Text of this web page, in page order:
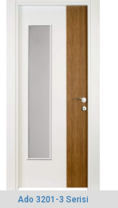
Ado 3201-3 Serisi